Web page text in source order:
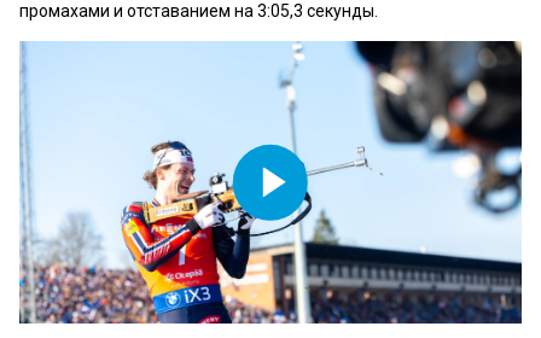
промахами и отставанием на 3:05,3 секунды.
Play